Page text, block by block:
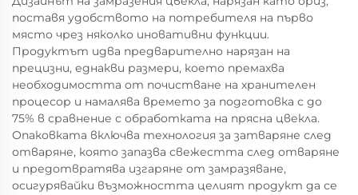
поставя удобството на потребителя на първо
място чрез няколко иновативни функции.
Продуктът идва предварително нарязан на
прецизни, еднакви размери, което премахва
необходимостта от почистване на хранителен
процесор и намалява времето за подготовка с до
75% в сравнение с обработката на прясна цвекла.
Опаковката включва технология за затваряне след
отваряне, която запазва свежестта след отваряне
и предотвратява изгаряне от замразяване,
осигурявайки възможността целият продукт да се